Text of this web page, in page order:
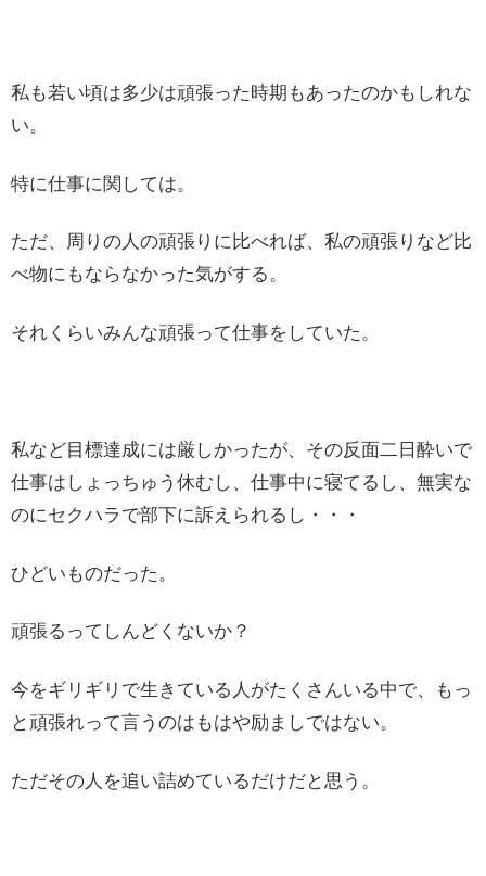
私も若い頃は多少は頑張った時期もあったのかもしれな
い。
特に仕事に関しては。
ただ、周りの人の頑張りに比べれば、私の頑張りなど比
べ物にもならなかった気がする。
それくらいみんな頑張って仕事をしていた。
私など目標達成には厳しかったが、その反面二日酔いで
仕事はしょっちゅう休むし、仕事中に寝てるし、無実な
のにセクハラで部下に訴えられるし・・・
ひどいものだった。
頑張るってしんどくないか？
今をギリギリで生きている人がたくさんいる中で、もっ
と頑張れって言うのはもはや励ましではない。
ただその人を追い詰めているだけだと思う。